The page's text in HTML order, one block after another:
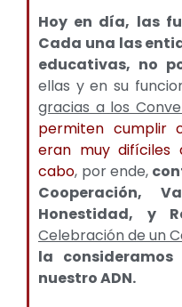
Hoy en día, las
Cada una las
educativas, no
ellas y en su
gracias a los
permiten cumplir
eran muy
cabo, por ende,
Cooperación,
Honestidad, y
Celebración de un
la
nuestro ADN.